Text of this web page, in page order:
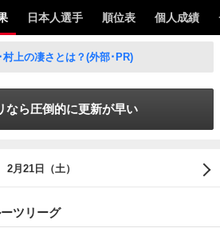
日本人選手 順位表 個人成績
村上の凄さとは？(外部･PR)
なら圧倒的に更新が早い
2月21日（土）
ツリーグ